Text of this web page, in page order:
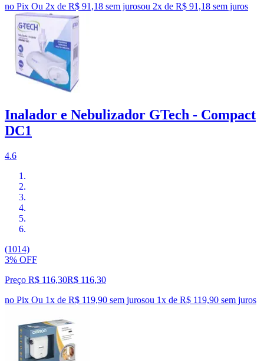
no Pix Ou 2x de R$ 91,18 sem jurosou 2x de R$ 91,18 sem juros
Inalador e Nebulizador GTech - Compact
DC1
4.6
(1014)
3% OFF
Preço R$ 116,30R$ 116,30
no Pix Ou 1x de R$ 119,90 sem jurosou 1x de R$ 119,90 sem juros